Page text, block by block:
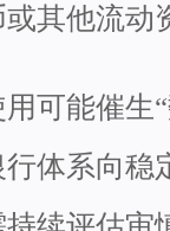
其他流动
可能催生
体系向稳